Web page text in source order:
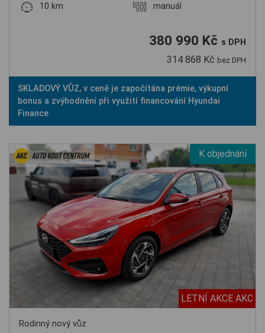
10 km manuál
380 990 Kč s DPH
314 868 Kč bez DPH
SKLADOVÝ VŮZ, v ceně je započítána prémie, výkupní
bonus a zvýhodnění při využití financování Hyundai
Finance
K objednání
LETNÍ AKCE AKC
Rodinný nový vůz